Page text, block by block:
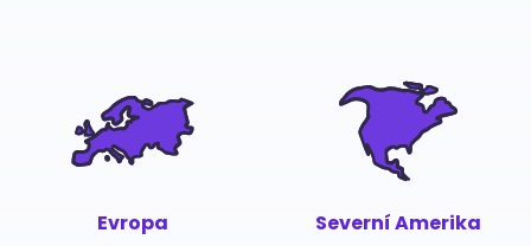
Evropa Severní Amerika